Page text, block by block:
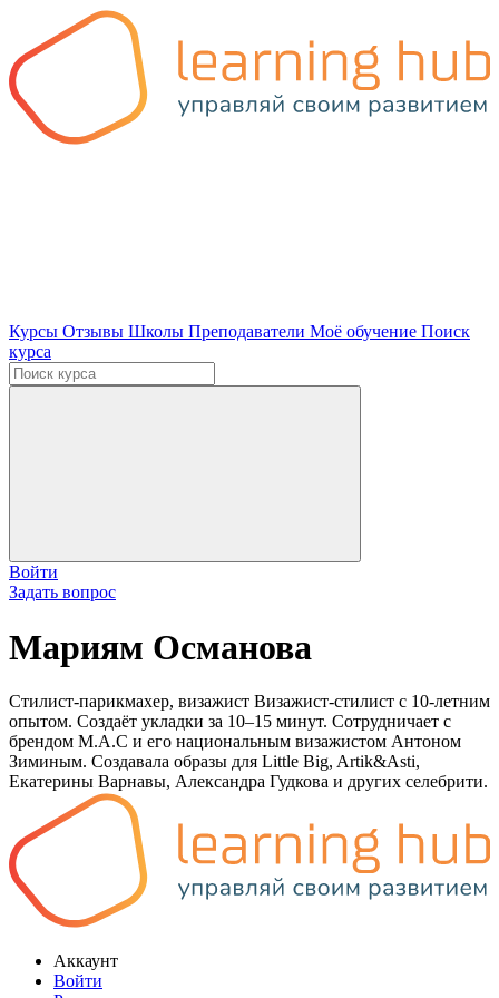
Курсы Отзывы Школы Преподаватели Моё обучение Поиск
курса
Войти
Задать вопрос
Мариям Османова
Стилист-парикмахер, визажист Визажист-стилист с 10-летним
опытом. Создаёт укладки за 10–15 минут. Сотрудничает с
брендом M.A.C и его национальным визажистом Антоном
Зиминым. Создавала образы для Little Big, Artik&Asti,
Екатерины Варнавы, Александра Гудкова и других селебрити.
Аккаунт
Войти